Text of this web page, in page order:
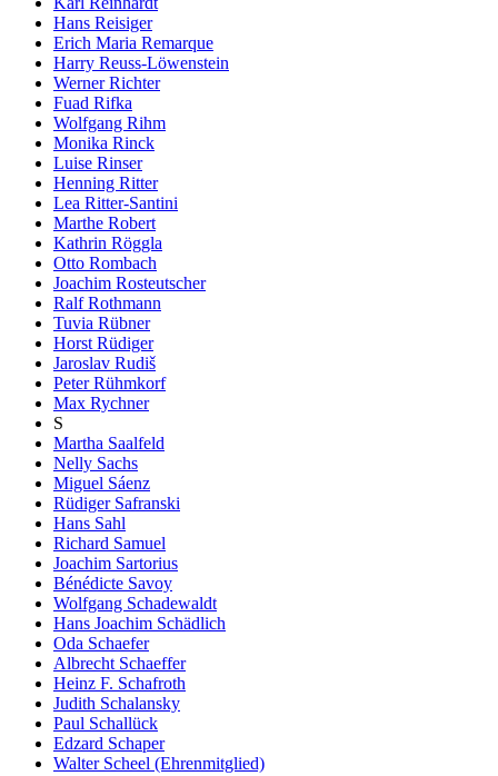
Hans Reisiger
Erich Maria Remarque
Harry Reuss-Löwenstein
Werner Richter
Fuad Rifka
Wolfgang Rihm
Monika Rinck
Luise Rinser
Henning Ritter
Lea Ritter-Santini
Marthe Robert
Kathrin Röggla
Otto Rombach
Joachim Rosteutscher
Ralf Rothmann
Tuvia Rübner
Horst Rüdiger
Jaroslav Rudiš
Peter Rühmkorf
Max Rychner
S
Martha Saalfeld
Nelly Sachs
Miguel Sáenz
Rüdiger Safranski
Hans Sahl
Richard Samuel
Joachim Sartorius
Bénédicte Savoy
Wolfgang Schadewaldt
Hans Joachim Schädlich
Oda Schaefer
Albrecht Schaeffer
Heinz F. Schafroth
Judith Schalansky
Paul Schallück
Edzard Schaper
Walter Scheel (Ehrenmitglied)